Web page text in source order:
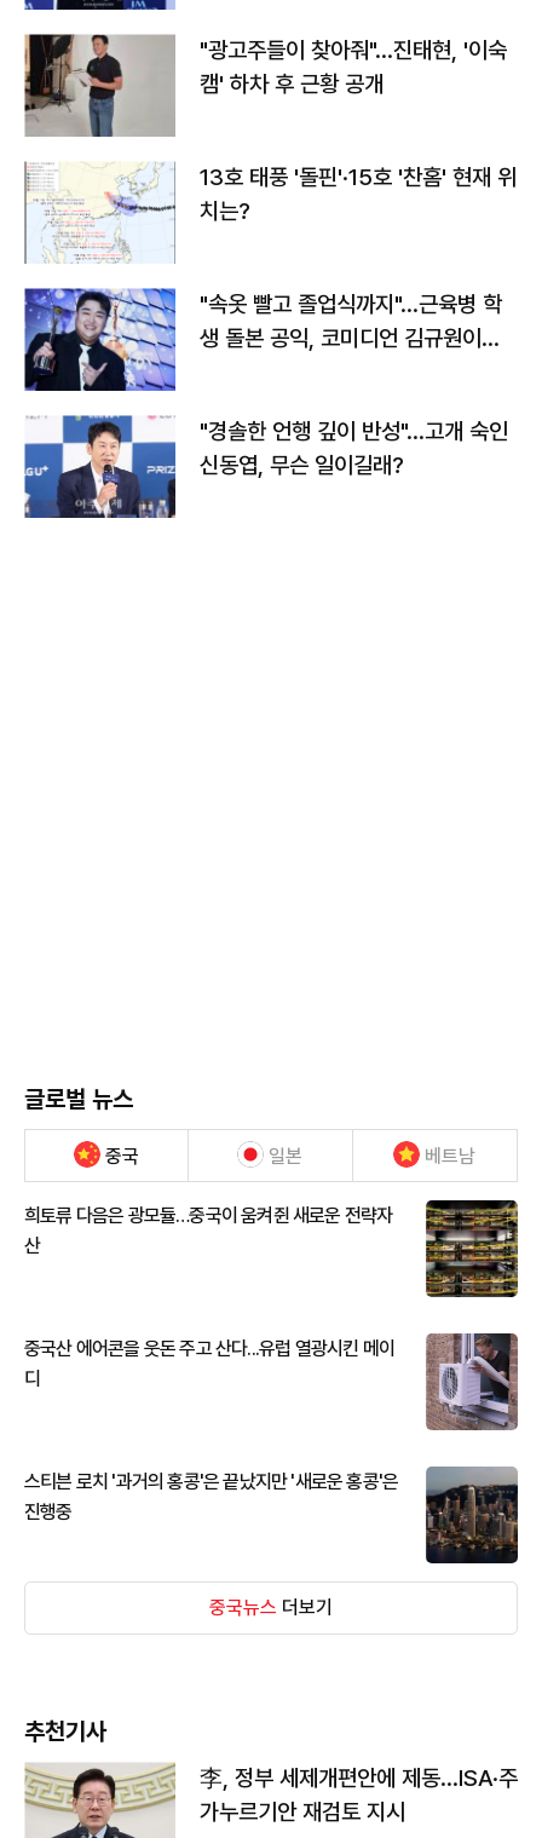
"광고주들이 찾아줘"…진태현, '이숙
캠' 하차 후 근황 공개
13호 태풍 '돌핀'·15호 '찬홈' 현재 위
치는?
"속옷 빨고 졸업식까지"…근육병 학
생 돌본 공익, 코미디언 김규원이었
"경솔한 언행 깊이 반성"…고개 숙인
신동엽, 무슨 일이길래?
글로벌 뉴스
중국 일본 베트남
희토류 다음은 광모듈…중국이 움켜쥔 새로운 전략자
산
중국산 에어콘을 웃돈 주고 산다...유럽 열광시킨 메이
디
스티븐 로치 '과거의 홍콩'은 끝났지만 '새로운 홍콩'은
진행중
중국뉴스 더보기
추천기사
李, 정부 세제개편안에 제동…ISA·주
가누르기안 재검토 지시